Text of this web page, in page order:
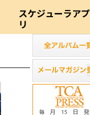
スケジューラアプ
リ